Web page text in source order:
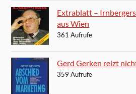
Extrablatt –
aus Wien
361 Aufrufe
Gerd Gerken reizt
359 Aufrufe